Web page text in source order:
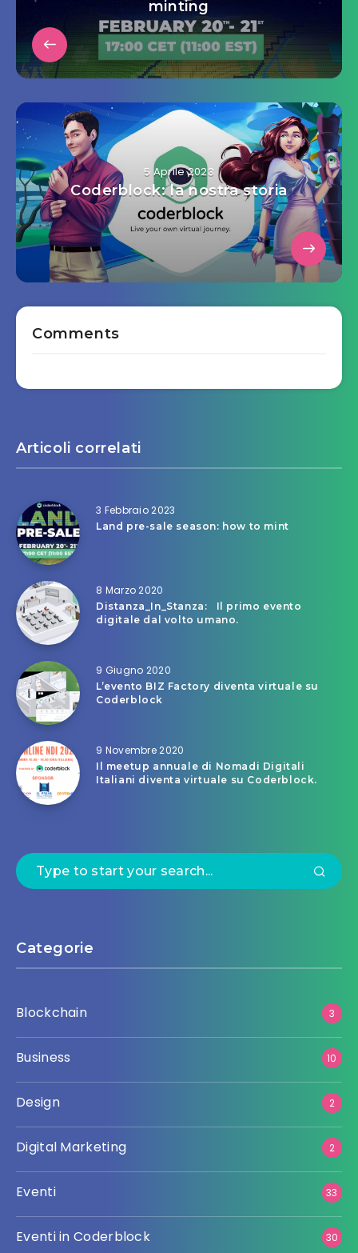
minting
5 Aprile 2023
Coderblock: la nostra storia
Comments
Articoli correlati
3 Febbraio 2023
Land pre-sale season: how to mint
8 Marzo 2020
Distanza_In_Stanza: Il primo evento
digitale dal volto umano.
9 Giugno 2020
L’evento BIZ Factory diventa virtuale su
Coderblock
9 Novembre 2020
Il meetup annuale di Nomadi Digitali
Italiani diventa virtuale su Coderblock.
Categorie
Blockchain 3
Business 10
Design 2
Digital Marketing 2
Eventi 33
Eventi in Coderblock 30